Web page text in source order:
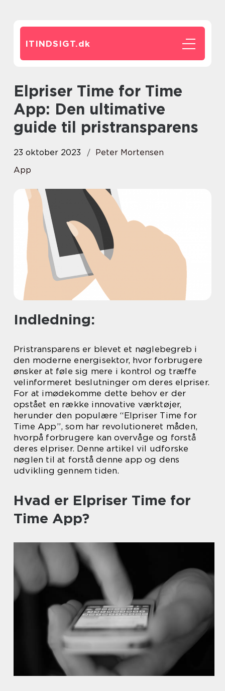
ITINDSIGT.dk
Elpriser Time for Time
App: Den ultimative
guide til pristransparens
23 oktober 2023
Peter Mortensen
App
Indledning:
Pristransparens er blevet et nøglebegreb i
den moderne energisektor, hvor forbrugere
ønsker at føle sig mere i kontrol og træffe
velinformeret beslutninger om deres elpriser.
For at imødekomme dette behov er der
opstået en række innovative værktøjer,
herunder den populære “Elpriser Time for
Time App”, som har revolutioneret måden,
hvorpå forbrugere kan overvåge og forstå
deres elpriser. Denne artikel vil udforske
nøglen til at forstå denne app og dens
udvikling gennem tiden.
Hvad er Elpriser Time for
Time App?